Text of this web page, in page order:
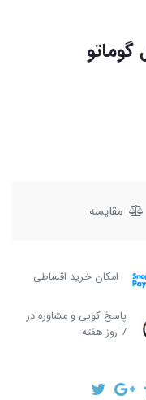
مقایسه
امکان خرید اقساطی
پاسخ گویی و مشاوره در
7 روز هفته